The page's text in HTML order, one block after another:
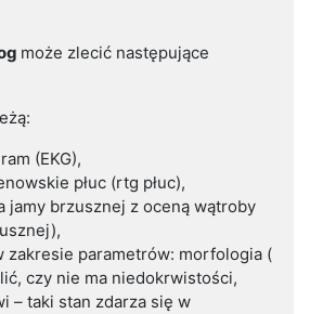
może zlecić następujące
(EKG),
płuc (rtg płuc),
jamy brzusznej z oceną wątroby
zakresie parametrów: morfologia (
czy nie ma niedokrwistości,
– taki stan zdarza się w